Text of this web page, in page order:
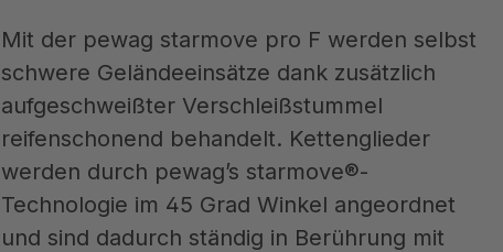
Mit der pewag starmove pro F werden selbst
schwere Geländeeinsätze dank zusätzlich
aufgeschweißter Verschleißstummel
reifenschonend behandelt. Kettenglieder
werden durch pewag’s starmove®-
Technologie im 45 Grad Winkel angeordnet
und sind dadurch ständig in Berührung mit